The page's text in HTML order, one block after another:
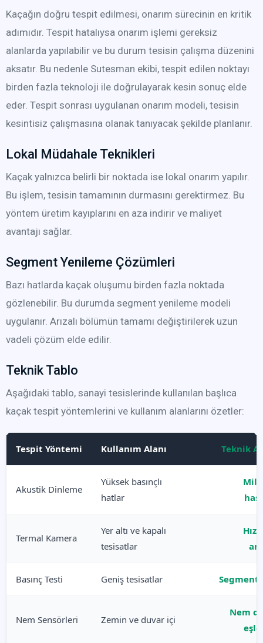
Kaçağın doğru tespit edilmesi, onarım sürecinin en kritik
adımıdır. Tespit hatalıysa onarım işlemi gereksiz
alanlarda yapılabilir ve bu durum tesisin çalışma düzenini
aksatır. Bu nedenle Sutesman ekibi, tespit edilen noktayı
birden fazla teknoloji ile doğrulayarak kesin sonuç elde
eder. Tespit sonrası uygulanan onarım modeli, tesisin
kesintisiz çalışmasına olanak tanıyacak şekilde planlanır.
Lokal Müdahale Teknikleri
Kaçak yalnızca belirli bir noktada ise lokal onarım yapılır.
Bu işlem, tesisin tamamının durmasını gerektirmez. Bu
yöntem üretim kayıplarını en aza indirir ve maliyet
avantajı sağlar.
Segment Yenileme Çözümleri
Bazı hatlarda kaçak oluşumu birden fazla noktada
gözlenebilir. Bu durumda segment yenileme modeli
uygulanır. Arızalı bölümün tamamı değiştirilerek uzun
vadeli çözüm elde edilir.
Teknik Tablo
Aşağıdaki tablo, sanayi tesislerinde kullanılan başlıca
kaçak tespit yöntemlerini ve kullanım alanlarını özetler:
Tespit Yöntemi Kullanım Alanı Teknik
Akustik Dinleme
Yüksek basınçlı
hatlar
Termal Kamera
Yer altı ve kapalı
tesisatlar
Basınç Testi Geniş tesisatlar
Nem Sensörleri Zemin ve duvar içi
Nem